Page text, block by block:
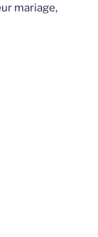
mariage,